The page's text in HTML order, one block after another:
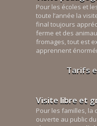
Pour les écoles et
toute l’année la
final toujours
ferme et des
fromages, tout est
apprennent
Tarifs
Visite libre et
Pour les familles, la
ouverte au public du